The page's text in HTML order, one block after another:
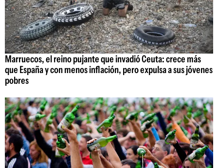
Marruecos, el reino pujante que invadió Ceuta: crece más
que España y con menos inflación, pero expulsa a sus jóvenes
pobres